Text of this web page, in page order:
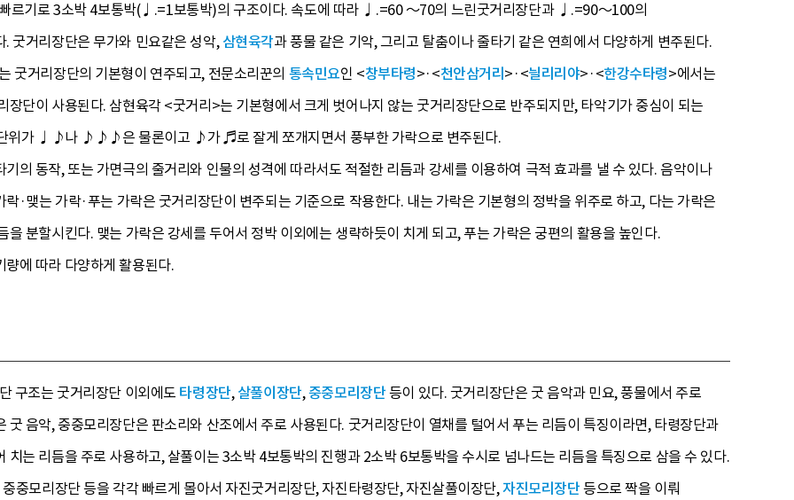
르기로 3소박 4보통박(♩.=1보통박)의 구조이다. 속도에 따라 ♩.=60 ～70의 느린굿거리장단과 ♩.=90～100의
굿거리장단은 무가와 민요같은 성악,삼현육각과 풍물 같은 기악, 그리고 탈춤이나 줄타기 같은 연희에서 다양하게 변주된다.
굿거리장단의 기본형이 연주되고, 전문소리꾼의 통속민요인 <창부타령>·<천안삼거리 >·<늴리리야>·<한강수타령>에서는
장단이 사용된다. 삼현육각 <굿거리>는 기본형에서 크게 벗어나지 않는 굿거리장단으로 반주되지만, 타악기가 중심이 되는
위가 ♩♪나 ♪♪♪은 물론이고 ♪가 ♬로 잘게 쪼개지면서 풍부한 가락으로 변주된다.
의 동작, 또는 가면극의 줄거리와 인물의 성격에 따라서도 적절한 리듬과 강세를 이용하여 극적 효과를 낼 수 있다. 음악이나
·맺는 가락·푸는 가락은 굿거리장단이 변주되는 기준으로 작용한다. 내는 가락은 기본형의 정박을 위주로 하고, 다는 가락은
을 분할시킨다. 맺는 가락은 강세를 두어서 정박 이외에는 생략하듯이 치게 되고, 푸는 가락은 궁편의 활용을 높인다.
에 따라 다양하게 활용된다.
구조는 굿거리장단 이외에도 타령장단,살풀이장단,중중모리장단등이 있다. 굿거리장단은 굿 음악과 민요, 풍물에서 주로
굿 음악, 중중모리장단은 판소리와 산조에서 주로 사용된다. 굿거리장단이 열채를 털어서 푸는 리듬이 특징이라면, 타령장단과
치는 리듬을 주로 사용하고, 살풀이는 3소박 4보통박의 진행과 2소박 6보통박을 수시로 넘나드는 리듬을 특징으로 삼을 수 있다.
중모리장단 등을 각각 빠르게 몰아서 자진굿거리장단, 자진타령장단, 자진살풀이장단,자진모리장단등으로 짝을 이뤄